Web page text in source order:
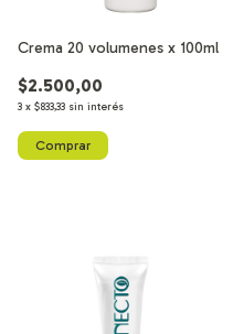
Crema 20 volumenes x 100ml
$2.500,00
3 x $833,33 sin interés